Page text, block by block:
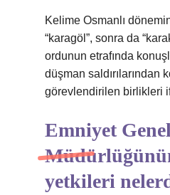
Kelime Osmanlı
“karagöl”, sonra da
ordunun etrafında
düşman saldırılarından
görevlendirilen birlikleri
Emniyet Genel
yetkileri